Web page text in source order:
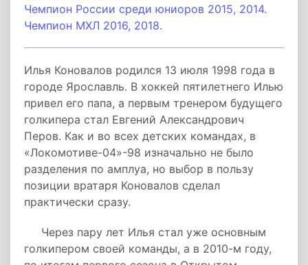
Чемпион России среди юниоров 2015, 2014.
Чемпион МХЛ 2016, 2018.
Илья Коновалов родился 13 июля 1998 года в
городе Ярославль. В хоккей пятилетнего Илью
привел его папа, а первым тренером будущего
голкипера стал Евгений Александрович
Перов. Как и во всех детских командах, в
«Локомотиве-04»-98 изначально не было
разделения по амплуа, но выбор в пользу
позиции вратаря Коновалов сделал
практически сразу.
Через пару лет Илья стал уже основным
голкипером своей команды, а в 2010-м году,